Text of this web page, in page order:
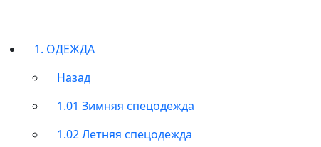
1. ОДЕЖДА
Назад
1.01 Зимняя спецодежда
1.02 Летняя спецодежда